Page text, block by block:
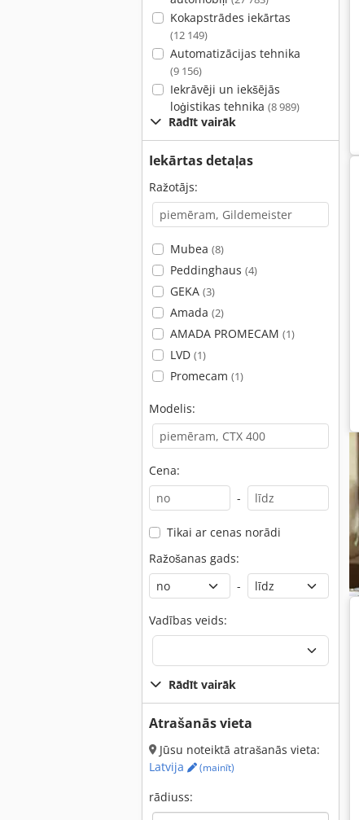
Kokapstrādes iekārtas
(12 149)
Automatizācijas tehnika
(9 156)
Iekrāvēji un iekšējās
loģistikas tehnika (8 989)
Rādīt vairāk
Iekārtas detaļas
Ražotājs:
Mubea (8)
Peddinghaus (4)
GEKA (3)
Amada (2)
AMADA PROMECAM (1)
LVD (1)
Promecam (1)
Modelis:
Cena:
-
Tikai ar cenas norādi
Ražošanas gads:
-
Vadības veids:
Rādīt vairāk
Atrašanās vieta
Jūsu noteiktā atrašanās vieta:
Latvija
(mainīt)
rādiuss: